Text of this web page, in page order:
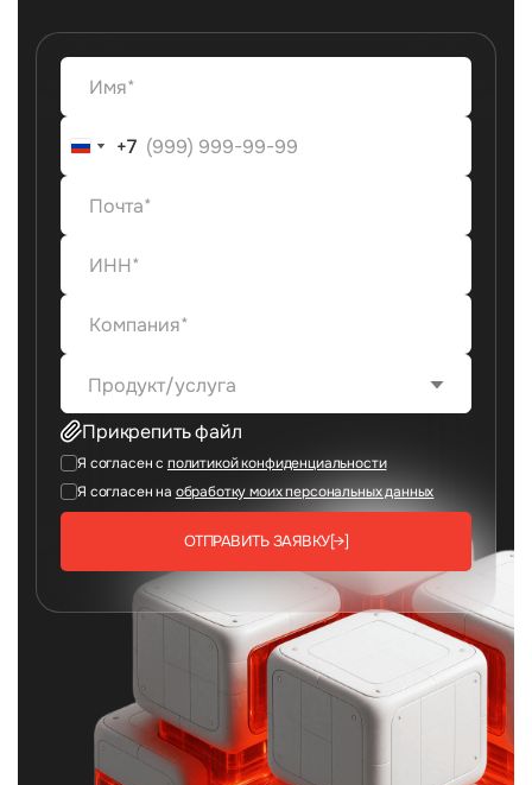
+7
+7
Продукт/услуга
Прикрепить файл
Я согласен с политикой конфиденциальности
Я согласен на обработку моих персональных данных
ОТПРАВИТЬ ЗАЯВКУ[→]